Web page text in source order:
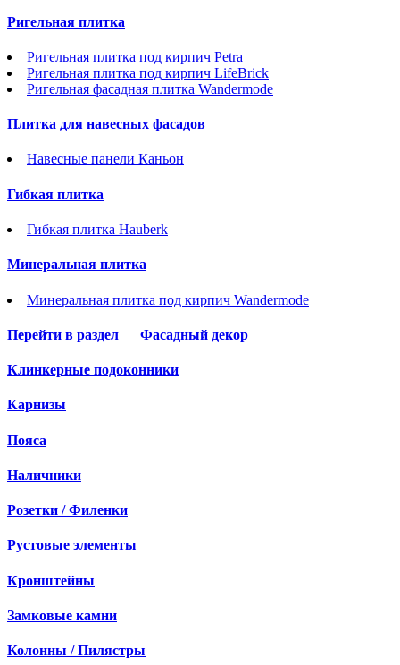
Ригельная плитка
Ригельная плитка под кирпич Petra
Ригельная плитка под кирпич LifeBrick
Ригельная фасадная плитка Wandermode
Плитка для навесных фасадов
Навесные панели Каньон
Гибкая плитка
Гибкая плитка Hauberk
Минеральная плитка
Минеральная плитка под кирпич Wandermode
Перейти в раздел Фасадный декор
Клинкерные подоконники
Карнизы
Пояса
Наличники
Розетки / Филенки
Рустовые элементы
Кронштейны
Замковые камни
Колонны / Пилястры